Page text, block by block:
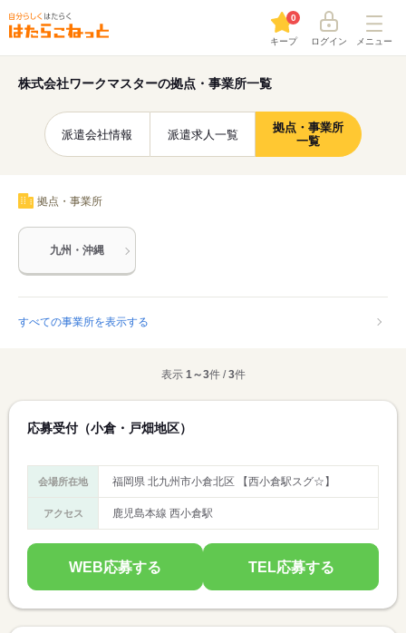
キープ
0
ログイン メニュー
株式会社ワークマスターの拠点・事業所一覧
派遣会社情報 派遣求人一覧
拠点・事業所
一覧
拠点・事業所
九州・沖縄
すべての事業所を表示する
表示 1～3件 /3件
応募受付（小倉・戸畑地区）
会場所在地 福岡県 北九州市小倉北区 【西小倉駅スグ☆】
アクセス 鹿児島本線 西小倉駅
WEB応募する TEL応募する